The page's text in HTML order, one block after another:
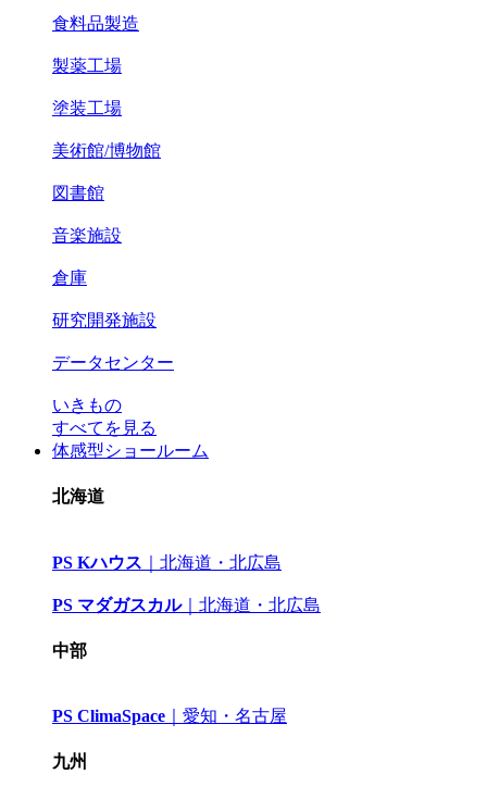
食料品製造
製薬工場
塗装工場
美術館/博物館
図書館
音楽施設
倉庫
研究開発施設
データセンター
いきもの
すべてを見る
体感型ショールーム
北海道
PS Kハウス 北海道・北広島
PS マダガスカル｜ 北海道・北広島
中部
PS ClimaSpace 愛知・名古屋
九州